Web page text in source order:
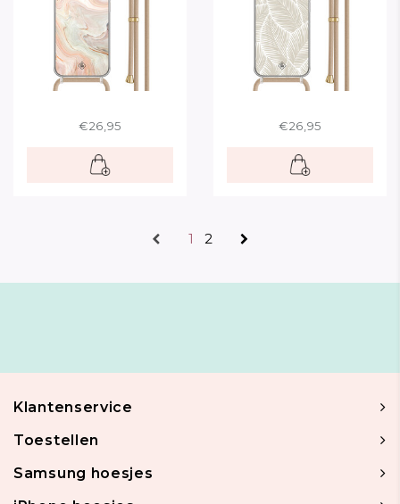
€26,95 €26,95
1 2
Klantenservice
Toestellen
Samsung hoesjes